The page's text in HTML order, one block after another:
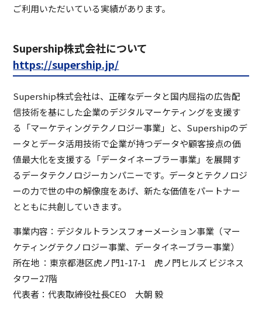
ご利用いただいている実績があります。
Supership株式会社について
https://supership.jp/
Supership株式会社は、正確なデータと国内屈指の広告配
信技術を基にした企業のデジタルマーケティングを支援す
る「マーケティングテクノロジー事業」と、Supershipのデ
ータとデータ活用技術で企業が持つデータや顧客接点の価
値最大化を支援する「データイネーブラー事業」を展開す
るデータテクノロジーカンパニーです。データとテクノロジ
ーの力で世の中の解像度をあげ、新たな価値をパートナー
とともに共創していきます。
事業内容：デジタルトランスフォーメーション事業（マー
ケティングテクノロジー事業、データイネーブラー事業）
所在地 ：東京都港区虎ノ門1-17-1 虎ノ門ヒルズ ビジネス
タワー27階
代表者：代表取締役社長CEO 大朝 毅